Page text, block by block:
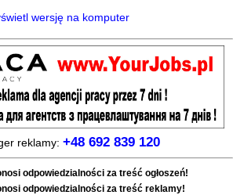
wersję na komputer
reklamy: +48 692 839 120
odpowiedzialności za treść ogłoszeń!
odpowiedzialności za treść reklamy!